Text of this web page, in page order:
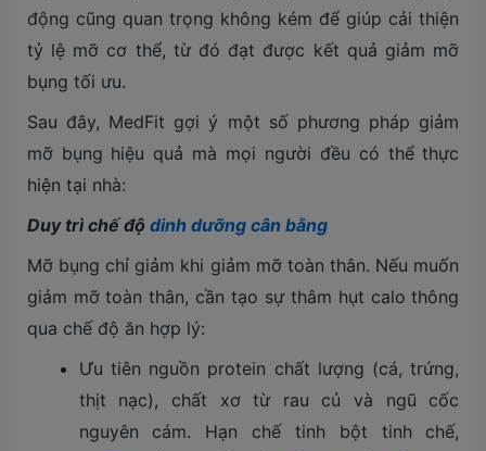
động cũng quan trọng không kém để giúp cải thiện
tỷ lệ mỡ cơ thể, từ đó đạt được kết quả giảm mỡ
bụng tối ưu.
Sau đây, MedFit gợi ý một số phương pháp giảm
mỡ bụng hiệu quả mà mọi người đều có thể thực
hiện tại nhà:
Duy trì chế độ dinh dưỡng cân bằng
Mỡ bụng chỉ giảm khi giảm mỡ toàn thân. Nếu muốn
giảm mỡ toàn thân, cần tạo sự thâm hụt calo thông
qua chế độ ăn hợp lý:
Ưu tiên nguồn protein chất lượng (cá, trứng,
thịt nạc), chất xơ từ rau củ và ngũ cốc
nguyên cám. Hạn chế tinh bột tinh chế,